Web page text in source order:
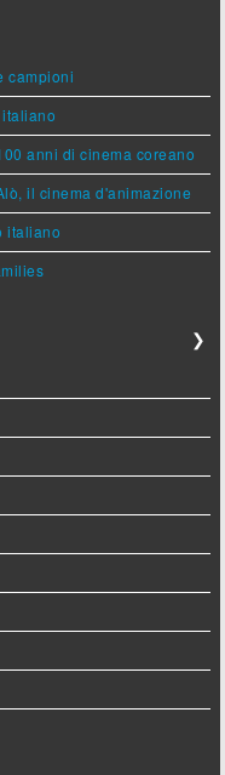
campioni
anni di cinema coreano
il cinema d'animazione
italiano
❯